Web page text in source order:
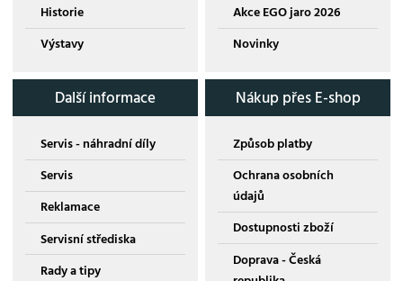
Historie
Výstavy
Akce EGO jaro 2026
Novinky
Další informace
Servis - náhradní díly
Servis
Reklamace
Servisní střediska
Rady a tipy
Nákup přes E-shop
Způsob platby
Ochrana osobních
údajů
Dostupnosti zboží
Doprava - Česká